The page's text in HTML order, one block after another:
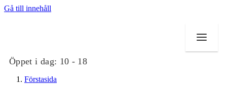
Gå till innehåll
Öppet i dag: 10 - 18
Förstasida